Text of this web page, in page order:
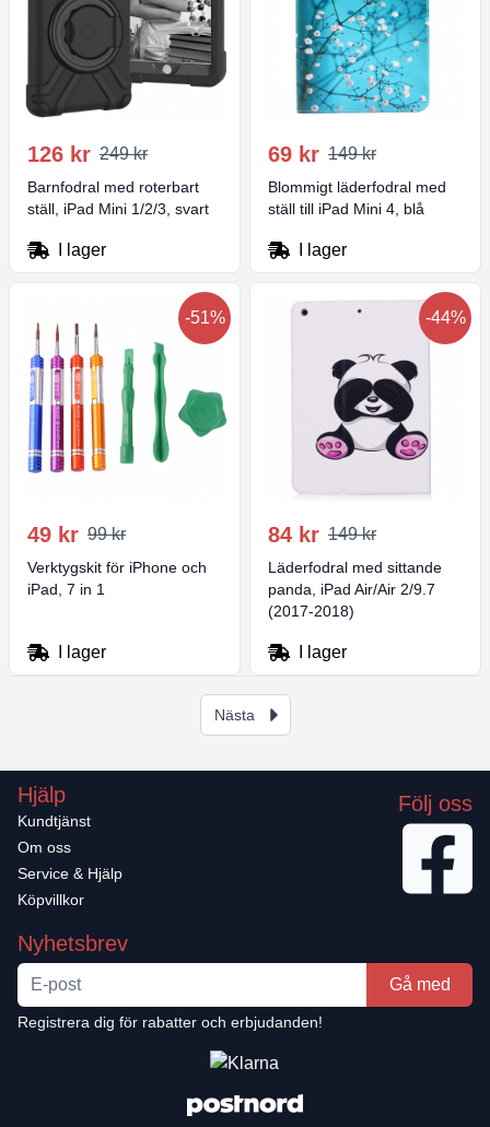
126 kr 249 kr
Barnfodral med roterbart
ställ, iPad Mini 1/2/3, svart
I lager
69 kr 149 kr
Blommigt läderfodral med
ställ till iPad Mini 4, blå
I lager
-51%
49 kr 99 kr
Verktygskit för iPhone och
iPad, 7 in 1
I lager
-44%
84 kr 149 kr
Läderfodral med sittande
panda, iPad Air/Air 2/9.7
(2017-2018)
I lager
Nästa
Hjälp
Kundtjänst
Om oss
Service & Hjälp
Köpvillkor
Följ oss
Nyhetsbrev
Gå med
Registrera dig för rabatter och erbjudanden!